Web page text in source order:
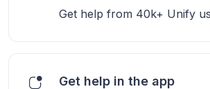
Get help from 40k+ Unify
Get help in the app